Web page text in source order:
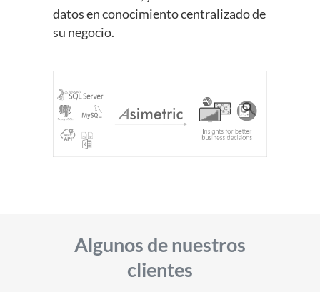
datos en conocimiento centralizado de
su negocio.
Algunos de nuestros
clientes